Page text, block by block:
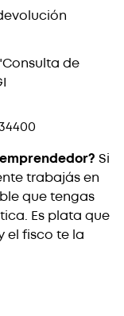
de
Si
trabajás en
que tengas
Es plata que
el fisco te la